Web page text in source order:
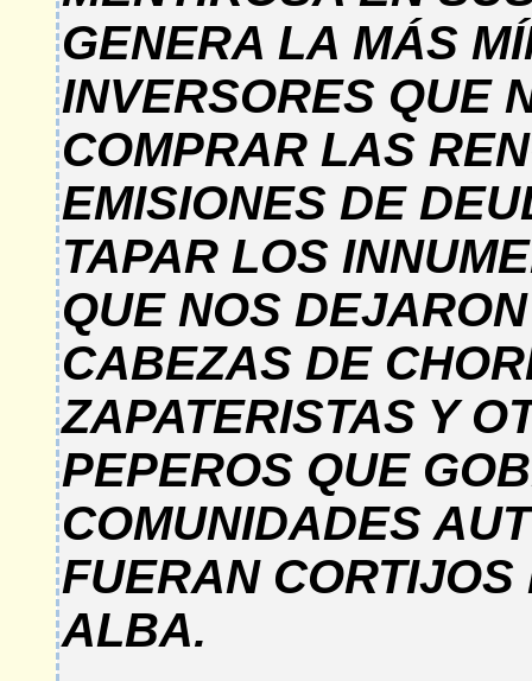
GENERA LA MÁS
INVERSORES QUE
COMPRAR LAS
EMISIONES DE
TAPAR LOS
QUE NOS
CABEZAS DE
ZAPATERISTAS Y
PEPEROS QUE
COMUNIDADES
FUERAN
ALBA.